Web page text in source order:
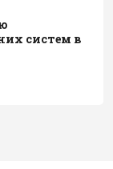
систем в